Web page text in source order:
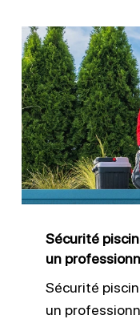
Sécurité
piscine
:
pourquoi
installer
avec
un
Sécurité
un
Sécurité
un